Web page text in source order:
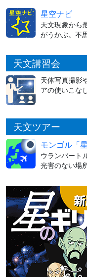
星空ナビ
天文現象から
がうかぶ。不
天文講習会
天体写真撮影
アの使いこな
天文ツアー
モンゴル「
ウランバート
光害のない場